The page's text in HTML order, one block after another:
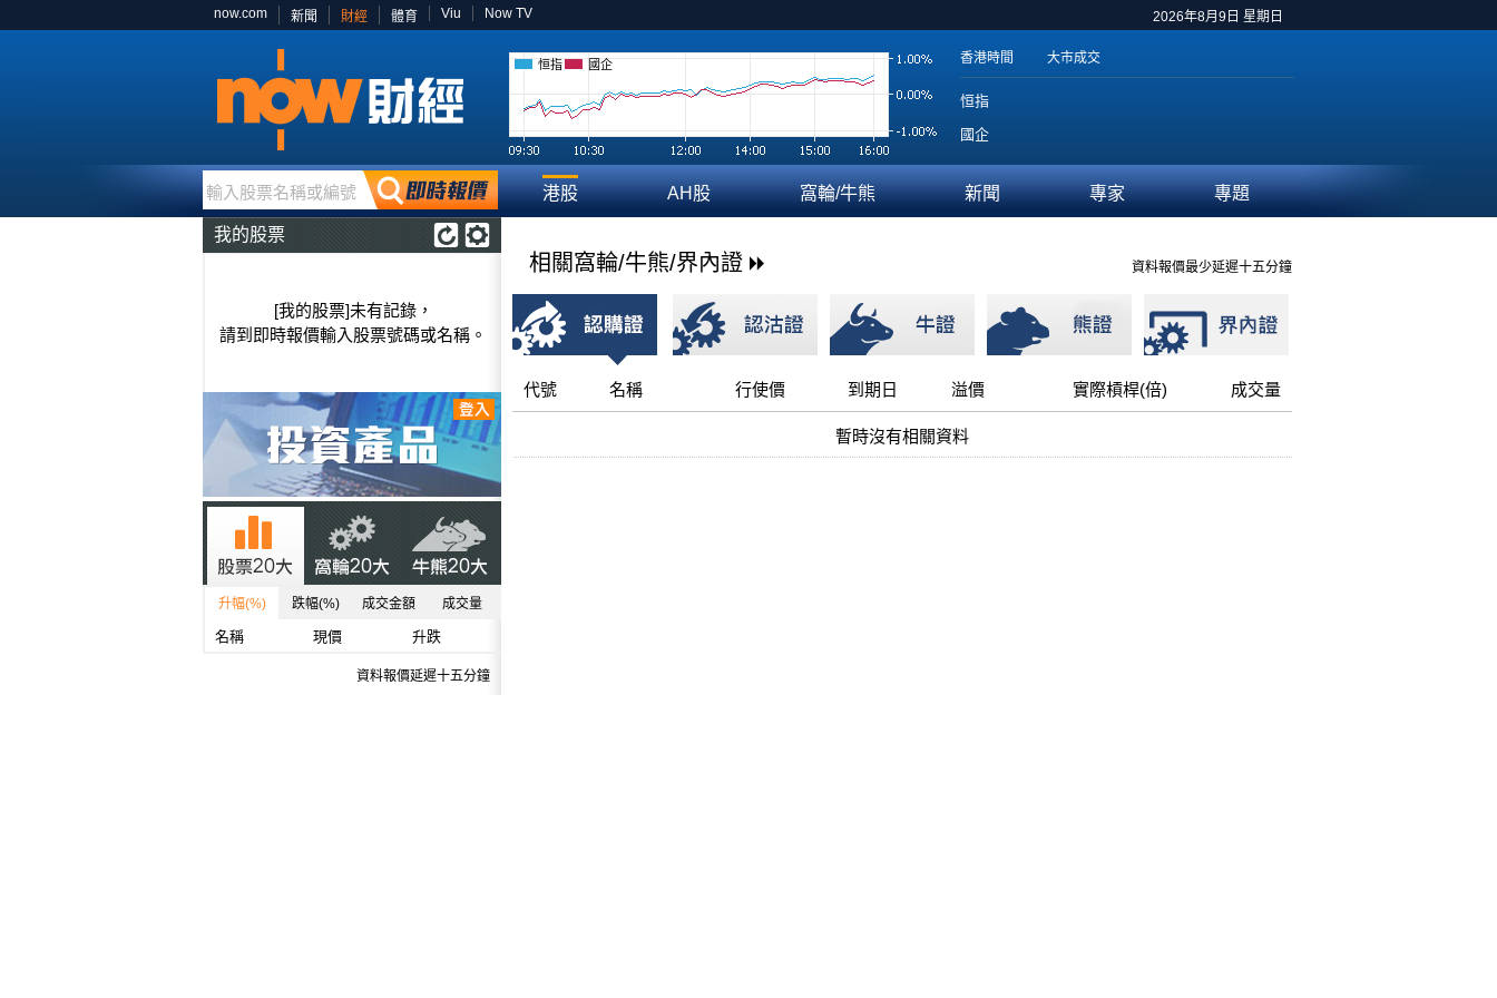
2026年8月9日 星期日
now.com 新聞 財經 體育 Viu Now TV
恒指 國企 香港時間 大市成交
恒指
國企
輸入股票名稱或編號 港股 AH股 窩輪/牛熊 新聞 專家 專題
我的股票
[我的股票]未有記錄，
請到即時報價輸入股票號碼或名稱。
升幅(%) 跌幅(%) 成交金額 成交量
名稱 現價 升跌
資料報價延遲十五分鐘
資料報價最少延遲十五分鐘
相關窩輪/牛熊/界內證
代號 名稱 行使價 到期日 溢價 實際槓桿(倍) 成交量
暫時沒有相關資料